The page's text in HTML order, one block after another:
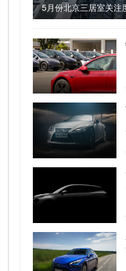
5月份北京三居室关注